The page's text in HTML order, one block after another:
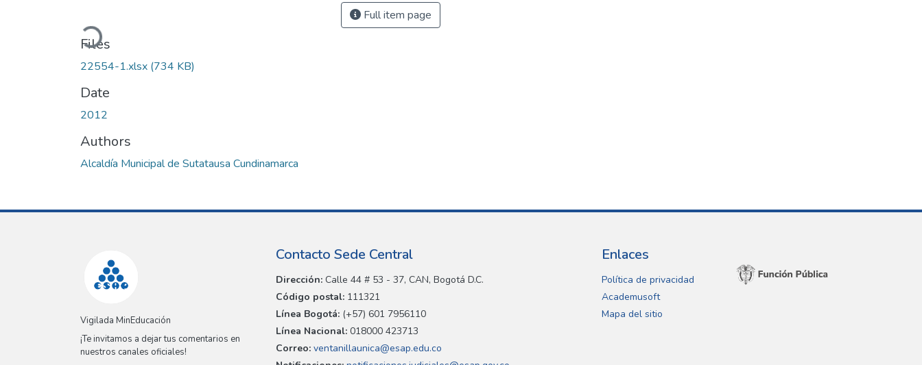
Loading...
Files
22554-1.xlsx (734 KB)
Date
2012
Authors
Alcaldía Municipal de Sutatausa Cundinamarca
Full item page
Vigilada MinEducación
¡Te invitamos a dejar tus comentarios en
nuestros canales oficiales!
Contacto Sede Central
Dirección: Calle 44 # 53 - 37, CAN, Bogotá D.C.
Código postal: 111321
Línea Bogotá: (+57) 601 7956110
Línea Nacional: 018000 423713
Correo: ventanillaunica@esap.edu.co
Enlaces
Política de privacidad
Academusoft
Mapa del sitio